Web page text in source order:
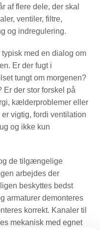
af flere dele, der skal
ventiler, filtre,
og indregulering.
med en dialog om
Er der fugt i
tungt om morgenen?
Er der stor forskel på
kælderproblemer eller
vigtig, fordi ventilation
og ikke kun
de tilgængelige
arbejdes der
beskyttes bedst
armaturer demonteres
korrekt. Kanaler til
mekanisk med egnet